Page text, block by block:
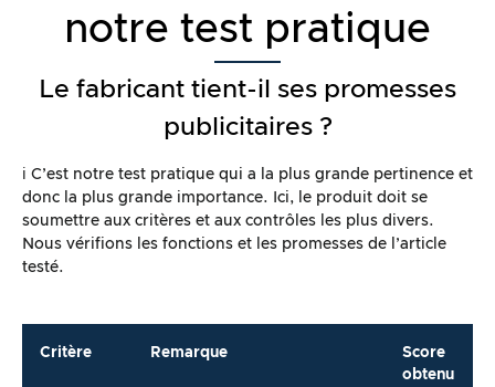
notre test pratique
Le fabricant tient-il ses promesses
publicitaires ?
ℹ️ C’est notre test pratique qui a la plus grande pertinence et
donc la plus grande importance. Ici, le produit doit se
soumettre aux critères et aux contrôles les plus divers.
Nous vérifions les fonctions et les promesses de l’article
testé.
Critère Remarque
Score
obtenu